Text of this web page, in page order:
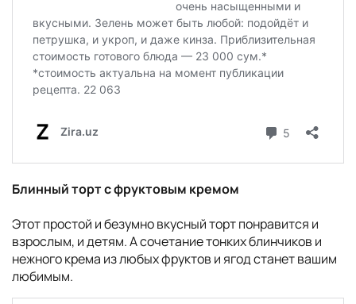
Блинный торт с фруктовым кремом
Этот простой и безумно вкусный торт понравится и
взрослым, и детям. А сочетание тонких блинчиков и
нежного крема из любых фруктов и ягод станет вашим
любимым.